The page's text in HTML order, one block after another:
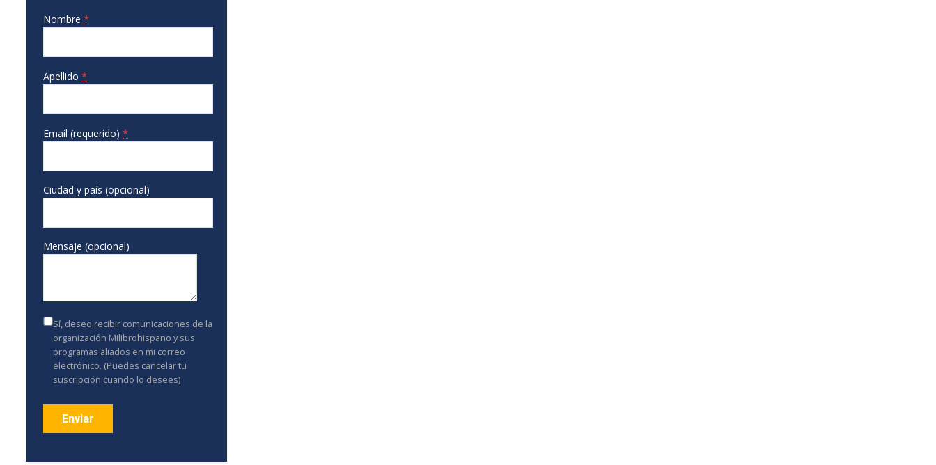
Nombre *
Apellido *
Email (requerido) *
Ciudad y país (opcional)
Mensaje (opcional)
Sí, deseo recibir comunicaciones de la
organización Milibrohispano y sus
programas aliados en mi correo
electrónico. (Puedes cancelar tu
suscripción cuando lo desees)